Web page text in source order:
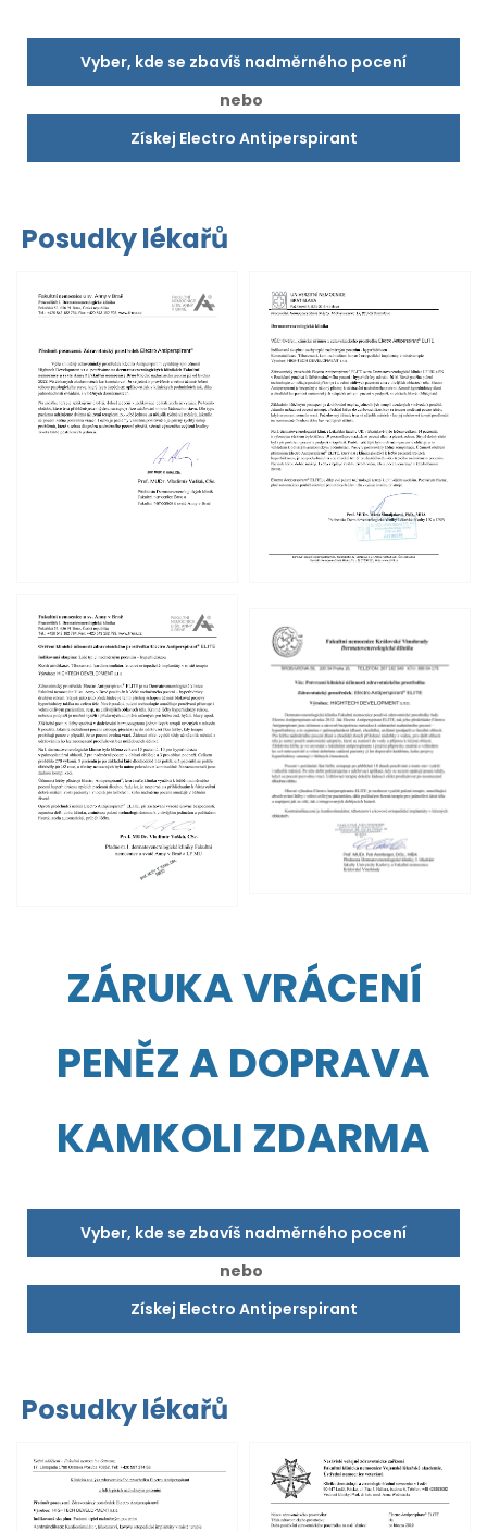
Vyber, kde se zbavíš nadměrného pocení
nebo
Získej Electro Antiperspirant
Posudky lékařů
ZÁRUKA VRÁCENÍ
PENĚZ A DOPRAVA
KAMKOLI ZDARMA
Vyber, kde se zbavíš nadměrného pocení
nebo
Získej Electro Antiperspirant
Posudky lékařů